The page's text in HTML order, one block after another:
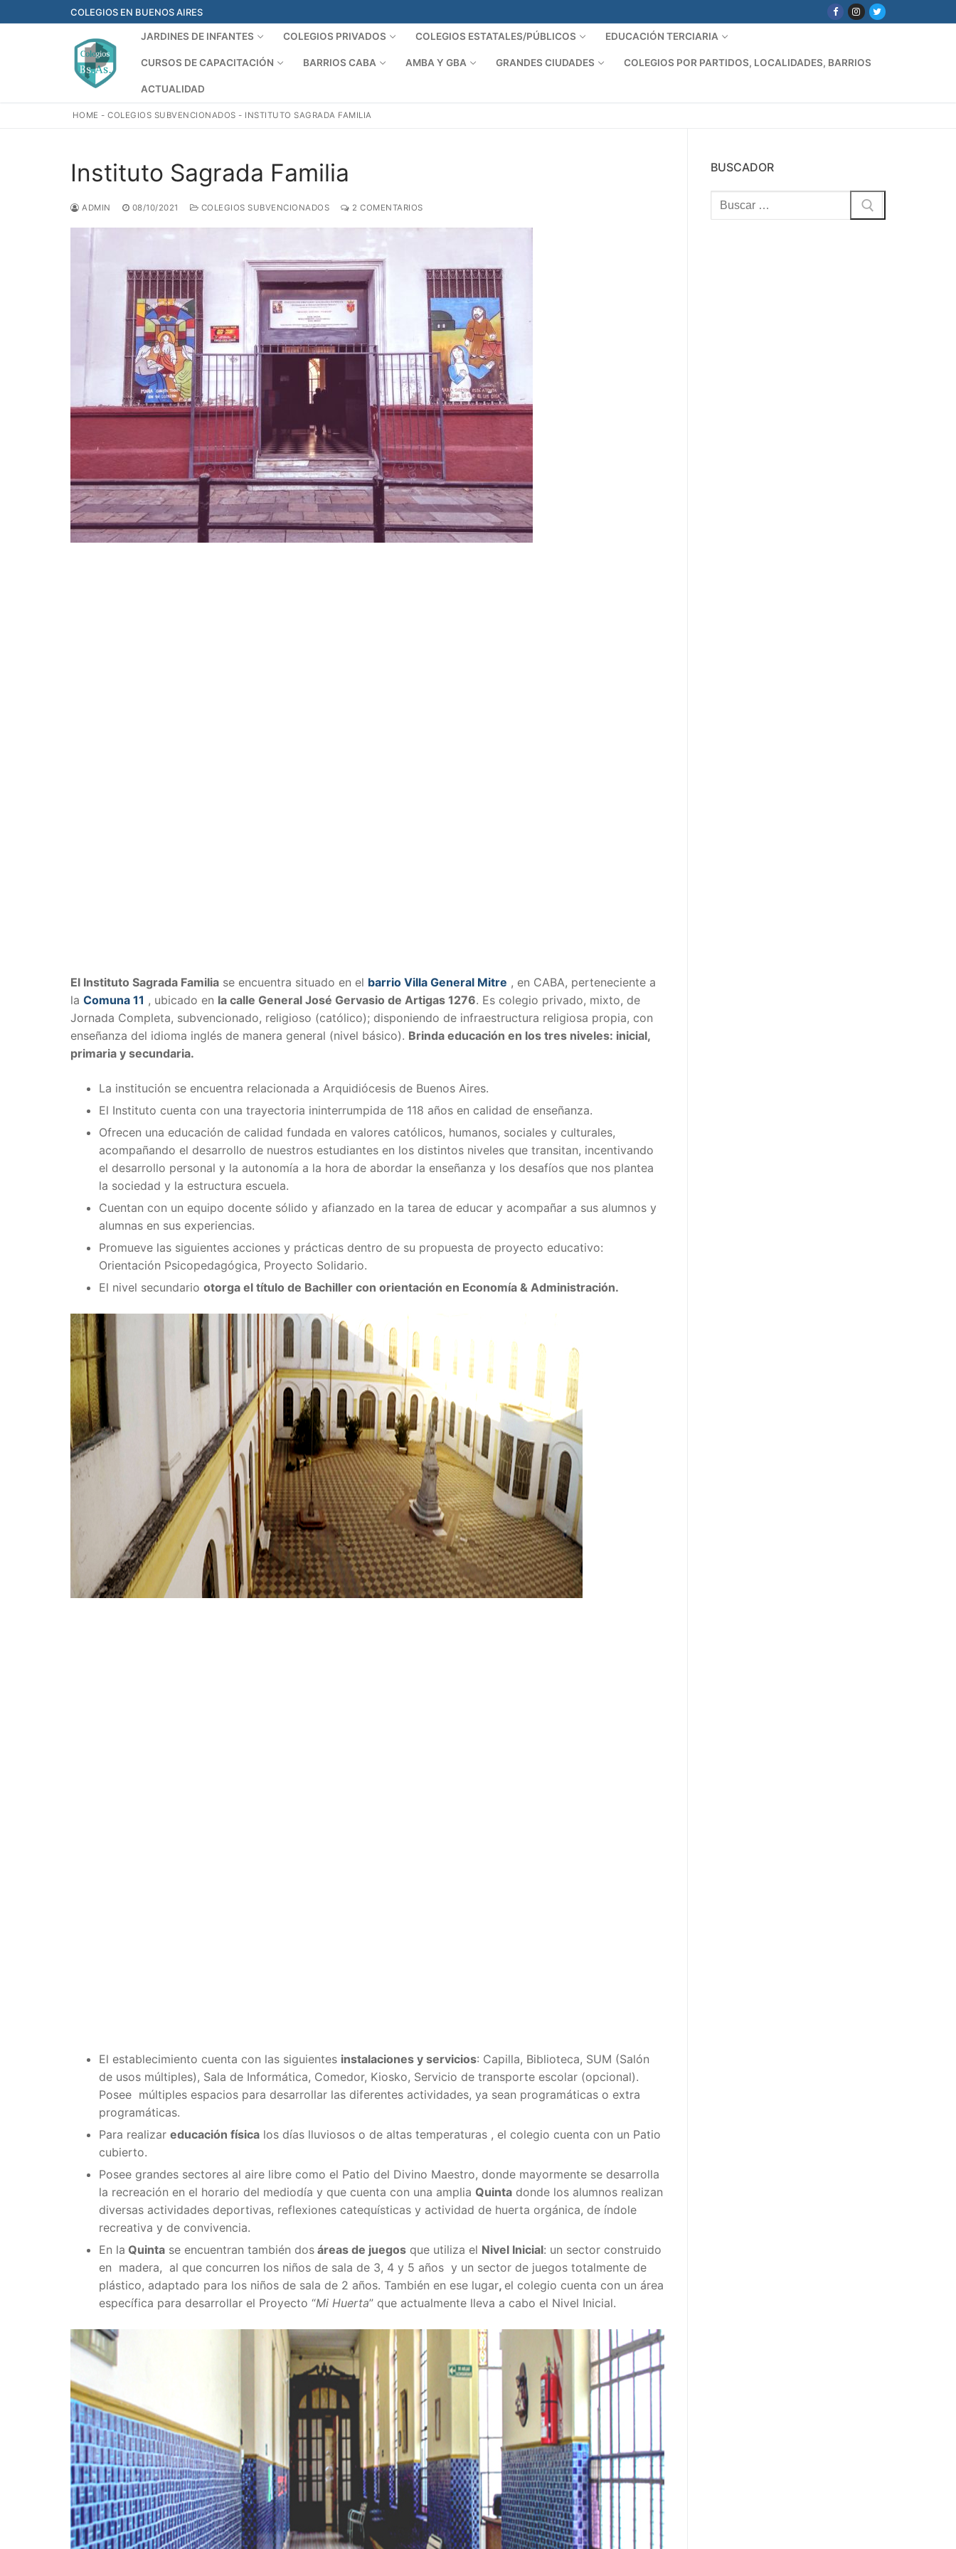
al
COLEGIOS EN BUENOS AIRES
JARDINES DE INFANTES COLEGIOS PRIVADOS COLEGIOS ESTATALES/PÚBLICOS EDUCACIÓN TERCIARIA
CURSOS DE CAPACITACIÓN BARRIOS CABA AMBA Y GBA GRANDES CIUDADES COLEGIOS POR PARTIDOS, LOCALIDADES, BARRIOS
ACTUALIDAD
HOME -COLEGIOS SUBVENCIONADOS - INSTITUTO SAGRADA FAMILIA
Instituto Sagrada Familia
ADMIN 08/10/2021 COLEGIOS SUBVENCIONADOS 2 COMENTARIOS
El Instituto Sagrada Familia se encuentra situado en el barrio Villa General Mitre , en CABA, perteneciente a
la Comuna 11 , ubicado en la calle General José Gervasio de Artigas 1276. Es colegio privado, mixto, de
Jornada Completa, subvencionado, religioso (católico); disponiendo de infraestructura religiosa propia, con
enseñanza del idioma inglés de manera general (nivel básico). Brinda educación en los tres niveles: inicial,
primaria y secundaria.
La institución se encuentra relacionada a Arquidiócesis de Buenos Aires.
El Instituto cuenta con una trayectoria ininterrumpida de 118 años en calidad de enseñanza.
Ofrecen una educación de calidad fundada en valores católicos, humanos, sociales y culturales,
acompañando el desarrollo de nuestros estudiantes en los distintos niveles que transitan, incentivando
el desarrollo personal y la autonomía a la hora de abordar la enseñanza y los desafíos que nos plantea
la sociedad y la estructura escuela.
Cuentan con un equipo docente sólido y afianzado en la tarea de educar y acompañar a sus alumnos y
alumnas en sus experiencias.
Promueve las siguientes acciones y prácticas dentro de su propuesta de proyecto educativo:
Orientación Psicopedagógica, Proyecto Solidario.
El nivel secundario otorga el título de Bachiller con orientación en Economía & Administración.
El establecimiento cuenta con las siguientes instalaciones y servicios: Capilla, Biblioteca, SUM (Salón
de usos múltiples), Sala de Informática, Comedor, Kiosko, Servicio de transporte escolar (opcional).
Posee múltiples espacios para desarrollar las diferentes actividades, ya sean programáticas o extra
programáticas.
Para realizar educación física los días lluviosos o de altas temperaturas , el colegio cuenta con un Patio
cubierto.
Posee grandes sectores al aire libre como el Patio del Divino Maestro, donde mayormente se desarrolla
la recreación en el horario del mediodía y que cuenta con una amplia Quinta donde los alumnos realizan
diversas actividades deportivas, reflexiones catequísticas y actividad de huerta orgánica, de índole
recreativa y de convivencia.
En la Quinta se encuentran también dos áreas de juegos que utiliza el Nivel Inicial: un sector construido
en madera, al que concurren los niños de sala de 3, 4 y 5 años y un sector de juegos totalmente de
plástico, adaptado para los niños de sala de 2 años. También en ese lugar, el colegio cuenta con un área
específica para desarrollar el Proyecto “Mi Huerta” que actualmente lleva a cabo el Nivel Inicial.
BUSCADOR
Buscar: